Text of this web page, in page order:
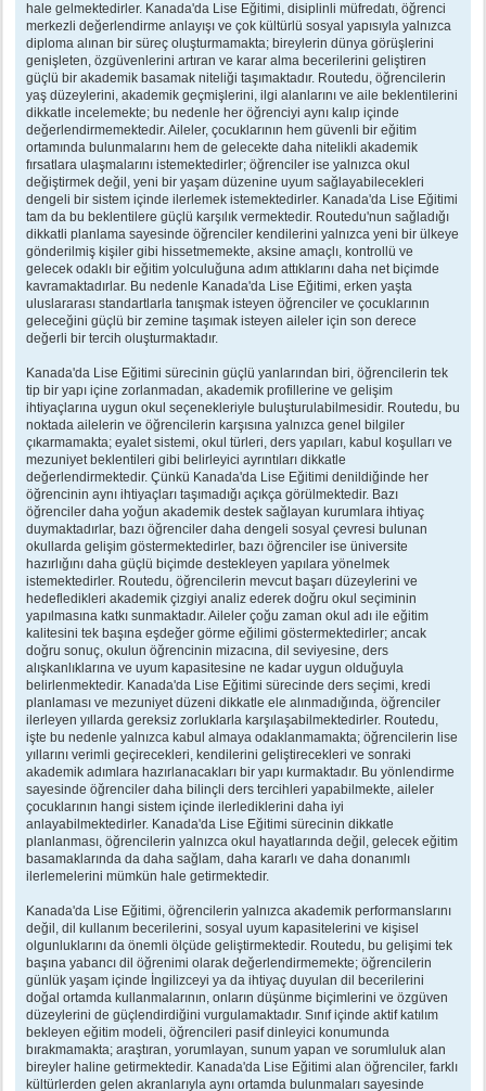
hale gelmektedirler. Kanada'da Lise Eğitimi, disiplinli müfredatı, öğrenci
merkezli değerlendirme anlayışı ve çok kültürlü sosyal yapısıyla yalnızca
diploma alınan bir süreç oluşturmamakta; bireylerin dünya görüşlerini
genişleten, özgüvenlerini artıran ve karar alma becerilerini geliştiren
güçlü bir akademik basamak niteliği taşımaktadır. Routedu, öğrencilerin
yaş düzeylerini, akademik geçmişlerini, ilgi alanlarını ve aile beklentilerini
dikkatle incelemekte; bu nedenle her öğrenciyi aynı kalıp içinde
değerlendirmemektedir. Aileler, çocuklarının hem güvenli bir eğitim
ortamında bulunmalarını hem de gelecekte daha nitelikli akademik
fırsatlara ulaşmalarını istemektedirler; öğrenciler ise yalnızca okul
değiştirmek değil, yeni bir yaşam düzenine uyum sağlayabilecekleri
dengeli bir sistem içinde ilerlemek istemektedirler. Kanada'da Lise Eğitimi
tam da bu beklentilere güçlü karşılık vermektedir. Routedu'nun sağladığı
dikkatli planlama sayesinde öğrenciler kendilerini yalnızca yeni bir ülkeye
gönderilmiş kişiler gibi hissetmemekte, aksine amaçlı, kontrollü ve
gelecek odaklı bir eğitim yolculuğuna adım attıklarını daha net biçimde
kavramaktadırlar. Bu nedenle Kanada'da Lise Eğitimi, erken yaşta
uluslararası standartlarla tanışmak isteyen öğrenciler ve çocuklarının
geleceğini güçlü bir zemine taşımak isteyen aileler için son derece
değerli bir tercih oluşturmaktadır.
Kanada'da Lise Eğitimi sürecinin güçlü yanlarından biri, öğrencilerin tek
tip bir yapı içine zorlanmadan, akademik profillerine ve gelişim
ihtiyaçlarına uygun okul seçenekleriyle buluşturulabilmesidir. Routedu, bu
noktada ailelerin ve öğrencilerin karşısına yalnızca genel bilgiler
çıkarmamakta; eyalet sistemi, okul türleri, ders yapıları, kabul koşulları ve
mezuniyet beklentileri gibi belirleyici ayrıntıları dikkatle
değerlendirmektedir. Çünkü Kanada'da Lise Eğitimi denildiğinde her
öğrencinin aynı ihtiyaçları taşımadığı açıkça görülmektedir. Bazı
öğrenciler daha yoğun akademik destek sağlayan kurumlara ihtiyaç
duymaktadırlar, bazı öğrenciler daha dengeli sosyal çevresi bulunan
okullarda gelişim göstermektedirler, bazı öğrenciler ise üniversite
hazırlığını daha güçlü biçimde destekleyen yapılara yönelmek
istemektedirler. Routedu, öğrencilerin mevcut başarı düzeylerini ve
hedefledikleri akademik çizgiyi analiz ederek doğru okul seçiminin
yapılmasına katkı sunmaktadır. Aileler çoğu zaman okul adı ile eğitim
kalitesini tek başına eşdeğer görme eğilimi göstermektedirler; ancak
doğru sonuç, okulun öğrencinin mizacına, dil seviyesine, ders
alışkanlıklarına ve uyum kapasitesine ne kadar uygun olduğuyla
belirlenmektedir. Kanada'da Lise Eğitimi sürecinde ders seçimi, kredi
planlaması ve mezuniyet düzeni dikkatle ele alınmadığında, öğrenciler
ilerleyen yıllarda gereksiz zorluklarla karşılaşabilmektedirler. Routedu,
işte bu nedenle yalnızca kabul almaya odaklanmamakta; öğrencilerin lise
yıllarını verimli geçirecekleri, kendilerini geliştirecekleri ve sonraki
akademik adımlara hazırlanacakları bir yapı kurmaktadır. Bu yönlendirme
sayesinde öğrenciler daha bilinçli ders tercihleri yapabilmekte, aileler
çocuklarının hangi sistem içinde ilerlediklerini daha iyi
anlayabilmektedirler. Kanada'da Lise Eğitimi sürecinin dikkatle
planlanması, öğrencilerin yalnızca okul hayatlarında değil, gelecek eğitim
basamaklarında da daha sağlam, daha kararlı ve daha donanımlı
ilerlemelerini mümkün hale getirmektedir.
Kanada'da Lise Eğitimi, öğrencilerin yalnızca akademik performanslarını
değil, dil kullanım becerilerini, sosyal uyum kapasitelerini ve kişisel
olgunluklarını da önemli ölçüde geliştirmektedir. Routedu, bu gelişimi tek
başına yabancı dil öğrenimi olarak değerlendirmemekte; öğrencilerin
günlük yaşam içinde İngilizceyi ya da ihtiyaç duyulan dil becerilerini
doğal ortamda kullanmalarının, onların düşünme biçimlerini ve özgüven
düzeylerini de güçlendirdiğini vurgulamaktadır. Sınıf içinde aktif katılım
bekleyen eğitim modeli, öğrencileri pasif dinleyici konumunda
bırakmamakta; araştıran, yorumlayan, sunum yapan ve sorumluluk alan
bireyler haline getirmektedir. Kanada'da Lise Eğitimi alan öğrenciler, farklı
kültürlerden gelen akranlarıyla aynı ortamda bulunmaları sayesinde